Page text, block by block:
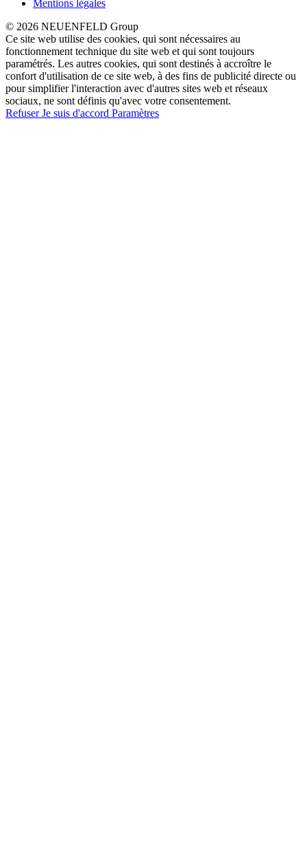
Mentions légales
© 2026 NEUENFELD Group
Ce site web utilise des cookies, qui sont nécessaires au
fonctionnement technique du site web et qui sont toujours
paramétrés. Les autres cookies, qui sont destinés à accroître le
confort d'utilisation de ce site web, à des fins de publicité directe ou
pour simplifier l'interaction avec d'autres sites web et réseaux
sociaux, ne sont définis qu'avec votre consentement.
RefuserJe suis d'accord Paramètres